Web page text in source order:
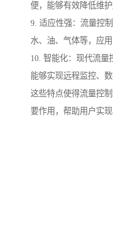
便，能够有效降低维护
9. 适应性强：流量控
水、油、气体等，应用
10. 智能化：现代流量
能够实现远程监控、
这些特点使得流量控
要作用，帮助用户实